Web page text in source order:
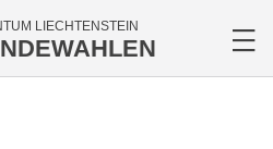
LIECHTENSTEIN